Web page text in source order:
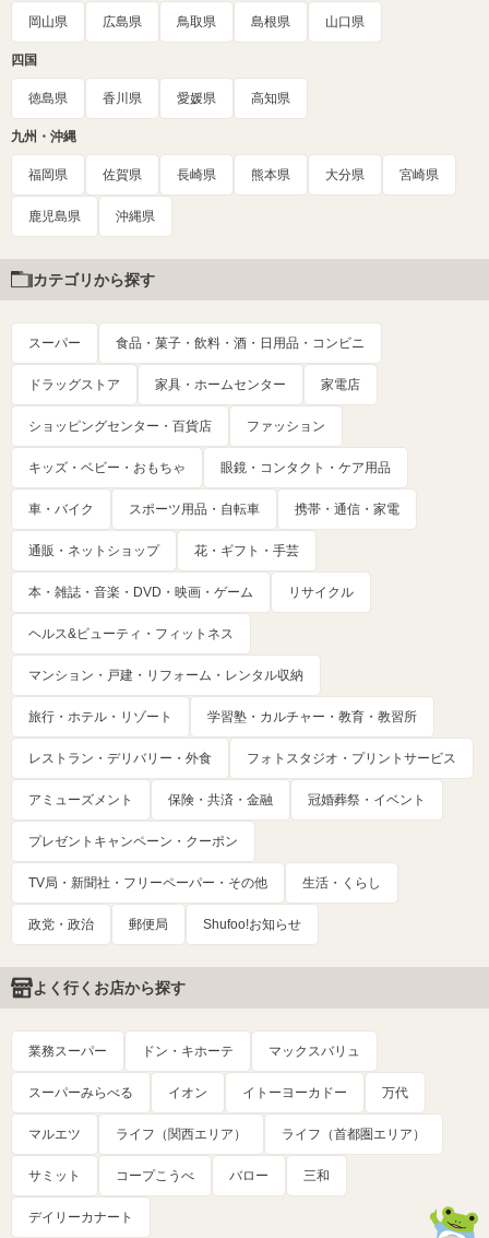
岡山県 広島県 鳥取県 島根県 山口県
四国
徳島県 香川県 愛媛県 高知県
九州・沖縄
福岡県 佐賀県 長崎県 熊本県 大分県 宮崎県
鹿児島県 沖縄県
カテゴリから探す
スーパー 食品・菓子・飲料・酒・日用品・コンビニ
ドラッグストア 家具・ホームセンター 家電店
ショッピングセンター・百貨店 ファッション
キッズ・ベビー・おもちゃ 眼鏡・コンタクト・ケア用品
車・バイク スポーツ用品・自転車 携帯・通信・家電
通販・ネットショップ 花・ギフト・手芸
本・雑誌・音楽・DVD・映画・ゲーム リサイクル
ヘルス&ビューティ・フィットネス
マンション・戸建・リフォーム・レンタル収納
旅行・ホテル・リゾート 学習塾・カルチャー・教育・教習所
レストラン・デリバリー・外食 フォトスタジオ・プリントサービス
アミューズメント 保険・共済・金融 冠婚葬祭・イベント
プレゼントキャンペーン・クーポン
TV局・新聞社・フリーペーパー・その他 生活・くらし
政党・政治 郵便局 Shufoo!お知らせ
よく行くお店から探す
業務スーパー ドン・キホーテ マックスバリュ
スーパーみらべる イオン イトーヨーカドー 万代
マルエツ ライフ（関西エリア） ライフ（首都圏エリア）
サミット コープこうべ バロー 三和
デイリーカナート